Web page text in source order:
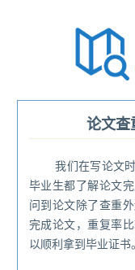
论文查
我们在写论文
毕业生都了解论文
问到论文除了查重
完成论文，重复率
以顺利拿到毕业证书